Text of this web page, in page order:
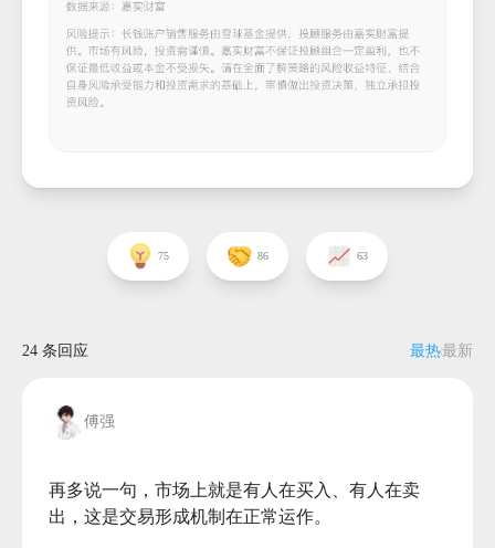
75 86 63
24 条回应 最热最新
傅强
再多说一句，市场上就是有人在买入、有人在卖
出，这是交易形成机制在正常运作。